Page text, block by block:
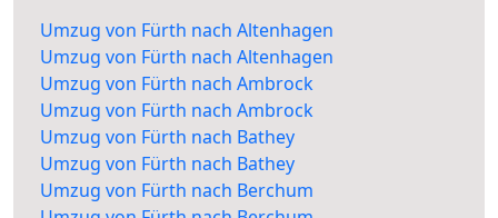
Umzug von Fürth nach Altenhagen
Umzug von Fürth nach Altenhagen
Umzug von Fürth nach Ambrock
Umzug von Fürth nach Ambrock
Umzug von Fürth nach Bathey
Umzug von Fürth nach Bathey
Umzug von Fürth nach Berchum